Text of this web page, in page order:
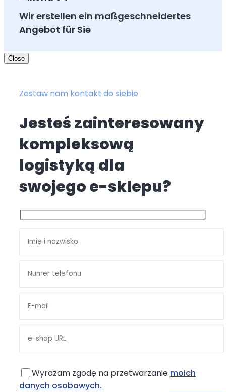
Wir erstellen ein maßgeschneidertes
Angebot für Sie
Close
Zostaw nam kontakt do siebie
Jesteś zainteresowany
kompleksową
logistyką dla
swojego e-sklepu?
Wyrażam zgodę na przetwarzanie moich
danych osobowych.